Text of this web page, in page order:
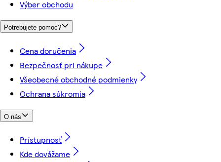
Výber obchodu
Potrebujete pomoc?
Cena doručenia
Bezpečnosť pri nákupe
Všeobecné obchodné podmienky
Ochrana súkromia
O nás
Prístupnosť
Kde dovážame